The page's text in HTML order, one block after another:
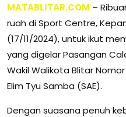
MATABLITAR.COM –
ruah di Sport Centre,
(17/11/2024), untuk ikut
yang digelar Pasangan
Wakil Walikota Blitar
Elim Tyu Samba (SAE).
Dengan suasana penuh